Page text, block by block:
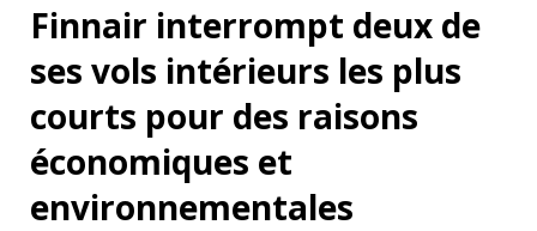
Finnair interrompt deux de
ses vols intérieurs les plus
courts pour des raisons
économiques et
environnementales